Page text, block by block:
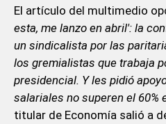
El artículo del multimedio
esta, me lanzo en abril': la
un sindicalista por las
los gremialistas que trabaja
presidencial. Y les pidió
salariales no superen el 60%
titular de Economía salió a